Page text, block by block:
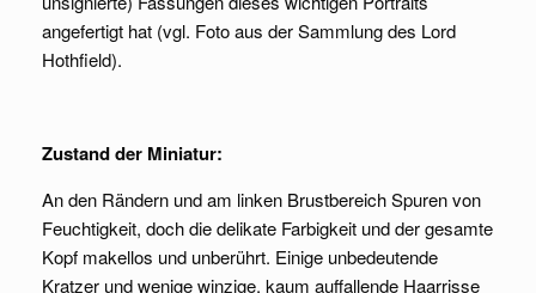
angefertigt hat (vgl. Foto aus der Sammlung des Lord
Hothfield).
Zustand der Miniatur:
An den Rändern und am linken Brustbereich Spuren von
Feuchtigkeit, doch die delikate Farbigkeit und der gesamte
Kopf makellos und unberührt. Einige unbedeutende
Kratzer und wenige winzige, kaum auffallende Haarrisse